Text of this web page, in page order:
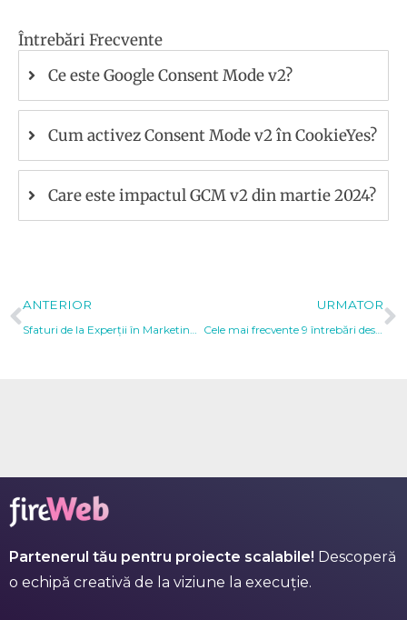
Întrebări Frecvente
Ce este Google Consent Mode v2?
Cum activez Consent Mode v2 în CookieYes?
Care este impactul GCM v2 din martie 2024?
Prev
ANTERIOR URMATOR
Cele mai frecvente 9 întrebări despre Google Consent Mod 2
Partenerul tău pentru proiecte scalabile! Descoperă
o echipă creativă de la viziune la execuție.